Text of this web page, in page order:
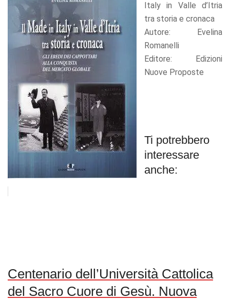
Italy in Valle d’Itria
tra storia e cronaca
Autore: Evelina
Romanelli
Editore: Edizioni
Nuove Proposte
Ti potrebbero
interessare
anche:
Centenario dell’Università Cattolica
del Sacro Cuore di Gesù. Nuova